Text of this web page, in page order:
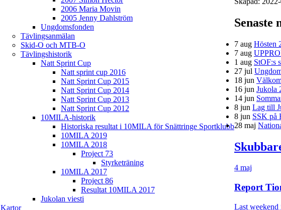
2006 Maria Movin
2005 Jenny Dahlström
Ungdomsfonden
Tävlingsanmälan
Skid-O och MTB-O
Tävlingshistorik
Natt Sprint Cup
Natt sprint cup 2016
Natt Sprint Cup 2015
Natt Sprint Cup 2014
Natt Sprint Cup 2013
Natt Sprint Cup 2012
10MILA-historik
Historiska resultat i 10MILA för Snättringe Sportklubb
10MILA 2019
10MILA 2018
Project 73
Styrketräning
10MILA 2017
Project 86
Resultat 10MILA 2017
Jukolan viesti
Kartor
Senaste
7 aug Hösten
7 aug
1 aug StOF:s
27 jul
18 jun
16 jun Jukola
14 jun
8 jun Lag till
8 jun SSK på
28 maj
4 maj
Report
Last